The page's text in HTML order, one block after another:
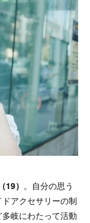
19） 。自分の思う
アクセサリーの制
岐にわたって活動